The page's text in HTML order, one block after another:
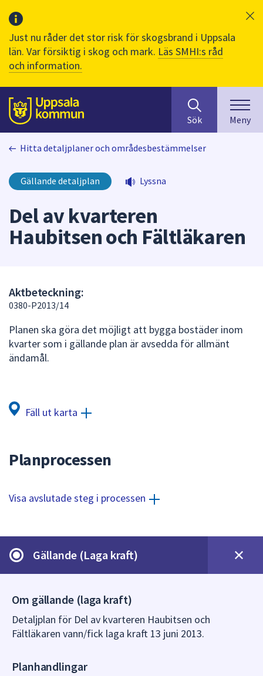
Just nu råder det stor risk för skogsbrand i Uppsala
län. Var försiktig i skog och mark. Läs SMHI:s råd
och information.
Till sidans
huvudinnehåll
efter
innehåll
på
webbplatsen.
sökfältet
kommer
Använd
piltangenterna
Sök Meny
Hitta detaljplaner och områdesbestämmelser
Gällande detaljplan Lyssna
Del av kvarteren
Haubitsen och Fältläkaren
Aktbeteckning:
0380-P2013/14
Planen ska göra det möjligt att bygga bostäder inom
kvarter som i gällande plan är avsedda för allmänt
ändamål.
Fäll ut karta
Planprocessen
Visa avslutade steg i processen
Gällande (Laga kraft)
Om gällande (laga kraft)
Detaljplan för Del av kvarteren Haubitsen och
Fältläkaren vann/fick laga kraft 13 juni 2013.
Planhandlingar